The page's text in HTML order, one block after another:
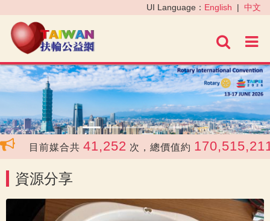
進階
UI Language： English | 中文
‹ ›
目前媒合共 41,252 次，總價值約 170,515,211
資源分享